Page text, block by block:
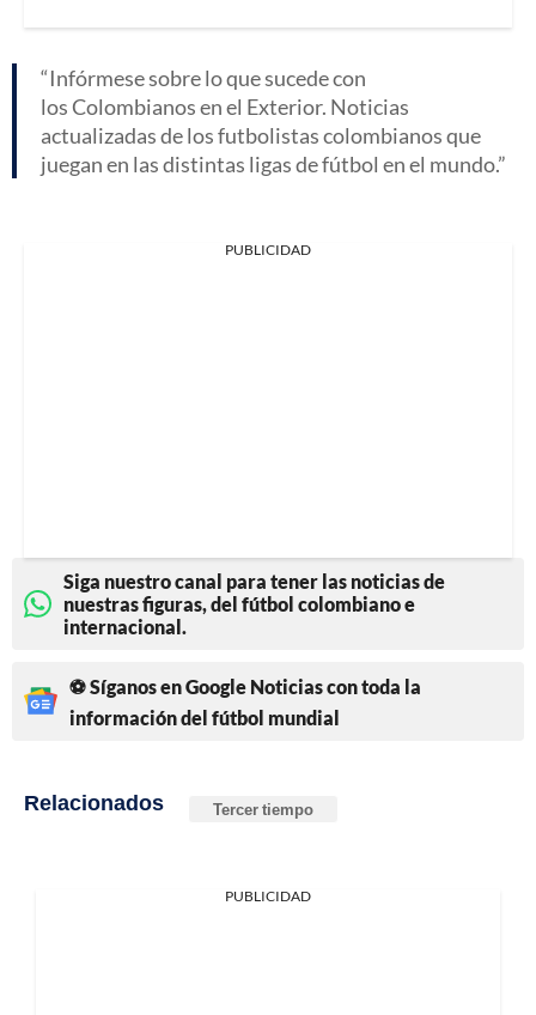
Infórmese sobre lo que sucede con
los Colombianos en el Exterior. Noticias
actualizadas de los futbolistas colombianos que
juegan en las distintas ligas de fútbol en el mundo.
PUBLICIDAD
Siga nuestro canal para tener las noticias de
nuestras figuras, del fútbol colombiano e
internacional.
⚽ Síganos en Google Noticias con toda la
información del fútbol mundial
Relacionados Tercer tiempo
PUBLICIDAD